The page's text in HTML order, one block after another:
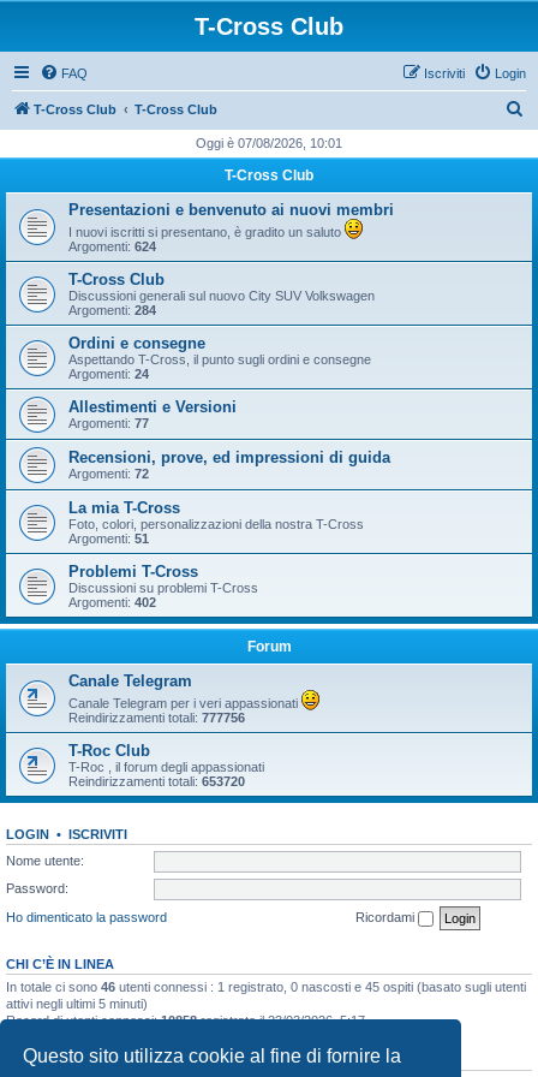
Questo sito utilizza cookie al fine di fornire la
T-Cross Club
FAQ Login
Iscriviti
T-Cross Club T-Cross Club
c
Oggi è 07/08/2026, 10:01
T-Cross Club
Presentazioni e benvenuto ai nuovi membri
I nuovi iscritti si presentano, è gradito un saluto
Argomenti: 624
T-Cross Club
Discussioni generali sul nuovo City SUV Volkswagen
Argomenti: 284
Ordini e consegne
Aspettando T-Cross, il punto sugli ordini e consegne
Argomenti: 24
Allestimenti e Versioni
Argomenti: 77
Recensioni, prove, ed impressioni di guida
Argomenti: 72
La mia T-Cross
Foto, colori, personalizzazioni della nostra T-Cross
Argomenti: 51
Problemi T-Cross
Discussioni su problemi T-Cross
Argomenti: 402
Forum
Canale Telegram
Canale Telegram per i veri appassionati
Reindirizzamenti totali: 777756
T-Roc Club
T-Roc , il forum degli appassionati
Reindirizzamenti totali: 653720
LOGIN • ISCRIVITI
Nome utente:
Password:
Ho dimenticato la password
Ricordami
CHI C’È IN LINEA
In totale ci sono 46 utenti connessi : 1 registrato, 0 nascosti e 45 ospiti (basato sugli utenti
attivi negli ultimi 5 minuti)
Record di utenti connessi:10858registrato il 23/03/2026, 5:17
STATISTICHE